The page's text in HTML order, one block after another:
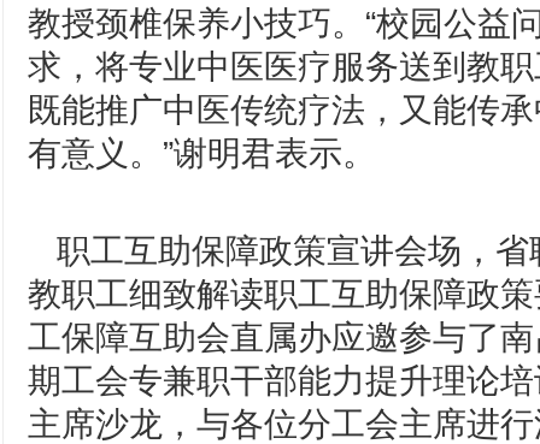
教授颈椎保养小技巧。“校园公益
求，将专业中医医疗服务送到教
既能推广中医传统疗法，又能传
有意义。”谢明君表示。
职工互助保障政策宣讲会场，
教职工细致解读职工互助保障政
工保障互助会直属办应邀参与了
期工会专兼职干部能力提升理论
主席沙龙，与各位分工会主席进